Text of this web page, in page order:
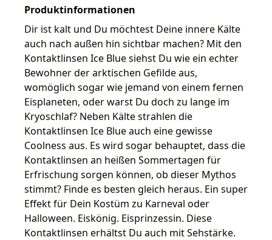
Produktinformationen
Dir ist kalt und Du möchtest Deine innere Kälte
auch nach außen hin sichtbar machen? Mit den
Kontaktlinsen Ice Blue siehst Du wie ein echter
Bewohner der arktischen Gefilde aus,
womöglich sogar wie jemand von einem fernen
Eisplaneten, oder warst Du doch zu lange im
Kryoschlaf? Neben Kälte strahlen die
Kontaktlinsen Ice Blue auch eine gewisse
Coolness aus. Es wird sogar behauptet, dass die
Kontaktlinsen an heißen Sommertagen für
Erfrischung sorgen können, ob dieser Mythos
stimmt? Finde es besten gleich heraus. Ein super
Effekt für Dein Kostüm zu Karneval oder
Halloween. Eiskönig. Eisprinzessin. Diese
Kontaktlinsen erhältst Du auch mit Sehstärke.